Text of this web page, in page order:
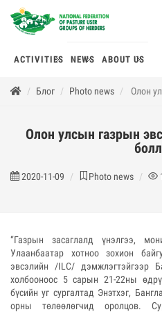
ACTIVITIES NEWS ABOUT US
Блог Photo news Олон
Олон улсын газрын
2020-11-09 Photo news
“Газрын засаглалд үнэлгээ,
Улаанбаатар хотноо зохион
эвсэлийн /ILC/ дэмжлэгтэйгээр
холбооноос 5 сарын 21-22ны
бүсийн уг сургалтад Энэтхэг,
орны төлөөлөгчид оролцов.